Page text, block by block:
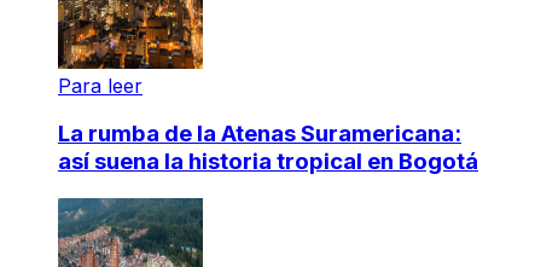
Para leer
La rumba de la Atenas Suramericana:
así suena la historia tropical en Bogotá